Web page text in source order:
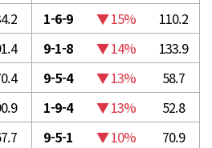
1-6-9 ▼ 15%
110.2
9-1-8 ▼ 14%
133.9
9-5-4 ▼ 13%
58.7
1-9-4 ▼ 13%
52.8
9-5-1 ▼ 10%
70.9